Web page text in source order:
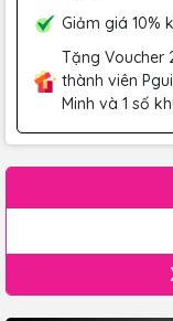
Giảm giá 10%
Tặng Voucher
thành viên
Minh và 1 số